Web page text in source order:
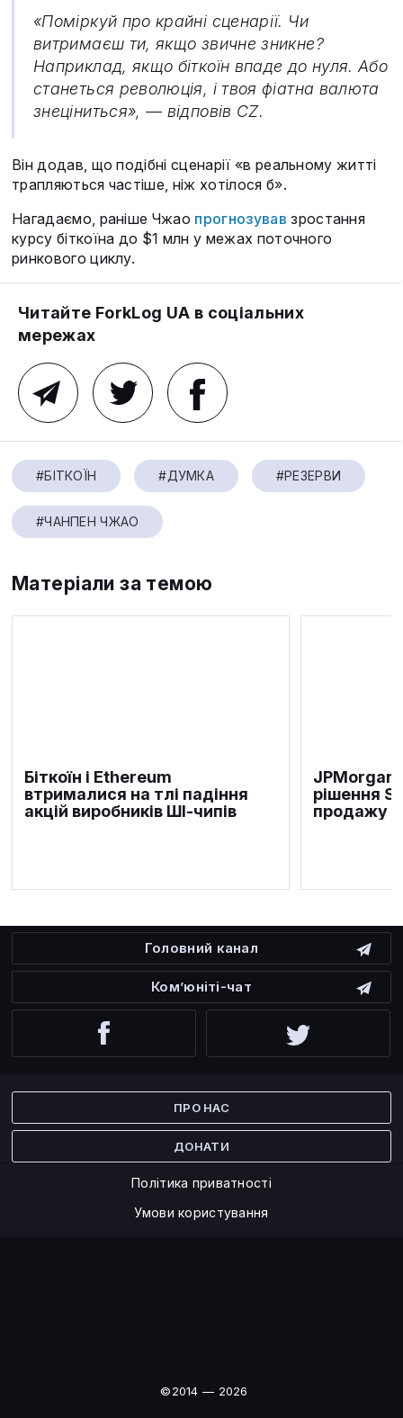
«Поміркуй про крайні сценарії. Чи
витримаєш ти, якщо звичне зникне?
Наприклад, якщо біткоїн впаде до нуля. Або
станеться революція, і твоя фіатна валюта
знеціниться», — відповів CZ.
Він додав, що подібні сценарії «в реальному житті
трапляються частіше, ніж хотілося б».
Нагадаємо, раніше Чжао прогнозував зростання
курсу біткоїна до $1 млн у межах поточного
ринкового циклу.
Читайте ForkLog UA в соціальних
мережах
#БІТКОЇН #ДУМКА #РЕЗЕРВИ
#ЧАНПЕН ЧЖАО
Матеріали за темою
Біткоїн і Ethereum
втрималися на тлі падіння
акцій виробників ШІ-чипів
JPMorgan
рішення
продажу
Головний канал
Ком’юніті-чат
ПРО НАС
ДОНАТИ
Політика приватності
Умови користування
©2014 — 2026